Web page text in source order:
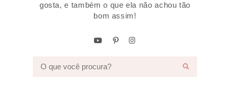
gosta, e também o que ela não achou tão
bom assim!